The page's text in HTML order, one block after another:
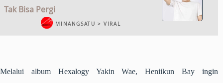
Tak Bisa Pergi
MINANGSATU > VIRAL
Melalui album Hexalogy Yakin Wae, Heniikun Bay ingin